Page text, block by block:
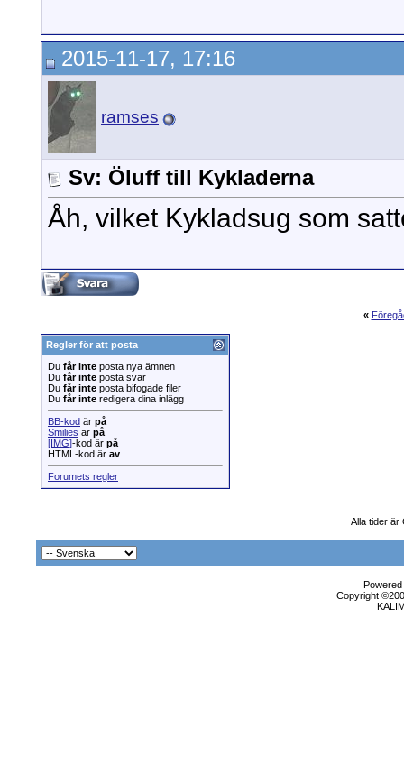
2015-11-17, 17:16
ramses
Sv: Öluff till Kykladerna
Åh, vilket Kykladsug som
«
Regler för att posta
Du får inte posta nya ämnen
Du får inte posta svar
Du får inte posta bifogade filer
Du får inte redigera dina inlägg
BB-kod är på
Smilies är på
[IMG]-kod är på
HTML-kod är av
Forumets regler
Alla tider är
Copyright